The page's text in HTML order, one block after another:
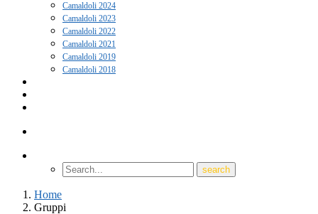
Camaldoli 2024
Camaldoli 2023
Camaldoli 2022
Camaldoli 2021
Camaldoli 2019
Camaldoli 2018
Home
Gruppi